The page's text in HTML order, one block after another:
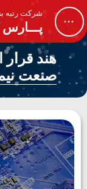
...
شرکت رتبه
پـــارس
هند
صنعت